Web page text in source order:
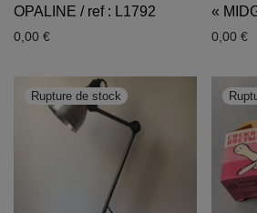
OPALINE / ref : L1792
0,00 €
«
0,00 €